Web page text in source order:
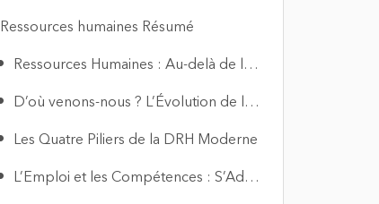
Ressources humaines Résumé
Ressources Humaines : Au-delà de la Gestion, une Révolution Humaine
D’où venons-nous ? L’Évolution de la Fonction RH
Les Quatre Piliers de la DRH Moderne
L’Emploi et les Compétences : S’Adapter ou Disparaître